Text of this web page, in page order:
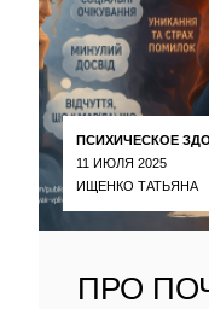
ПСИХИЧЕСКОЕ
11 ИЮЛЯ 2025
ИЩЕНКО ТАТЬЯНА
ПРО